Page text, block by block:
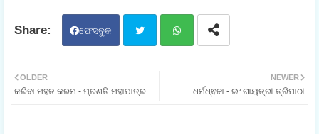
ଫେସବୁକ
ଟର
NEWER
ଧର୍ମଧ୍ଵଜା - ଇଂ ଗାୟତ୍ରୀ ତ୍ରିପାଠୀ
OLDER
କରିବା ମହତ କରମ - ପ୍ରଣତି ମହାପାତ୍ର